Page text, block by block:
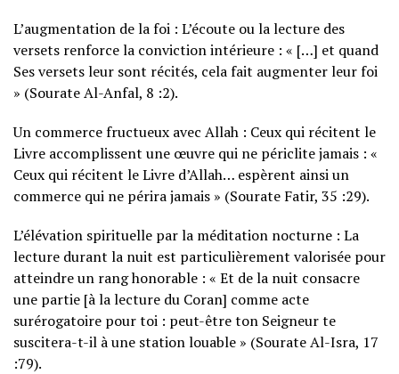
L’augmentation de la foi : L’écoute ou la lecture des
versets renforce la conviction intérieure : « […] et quand
Ses versets leur sont récités, cela fait augmenter leur foi
» (Sourate Al-Anfal, 8 :2).
Un commerce fructueux avec Allah : Ceux qui récitent le
Livre accomplissent une œuvre qui ne périclite jamais : «
Ceux qui récitent le Livre d’Allah… espèrent ainsi un
commerce qui ne périra jamais » (Sourate Fatir, 35 :29).
L’élévation spirituelle par la méditation nocturne : La
lecture durant la nuit est particulièrement valorisée pour
atteindre un rang honorable : « Et de la nuit consacre
une partie [à la lecture du Coran] comme acte
surérogatoire pour toi : peut-être ton Seigneur te
suscitera-t-il à une station louable » (Sourate Al-Isra, 17
:79).